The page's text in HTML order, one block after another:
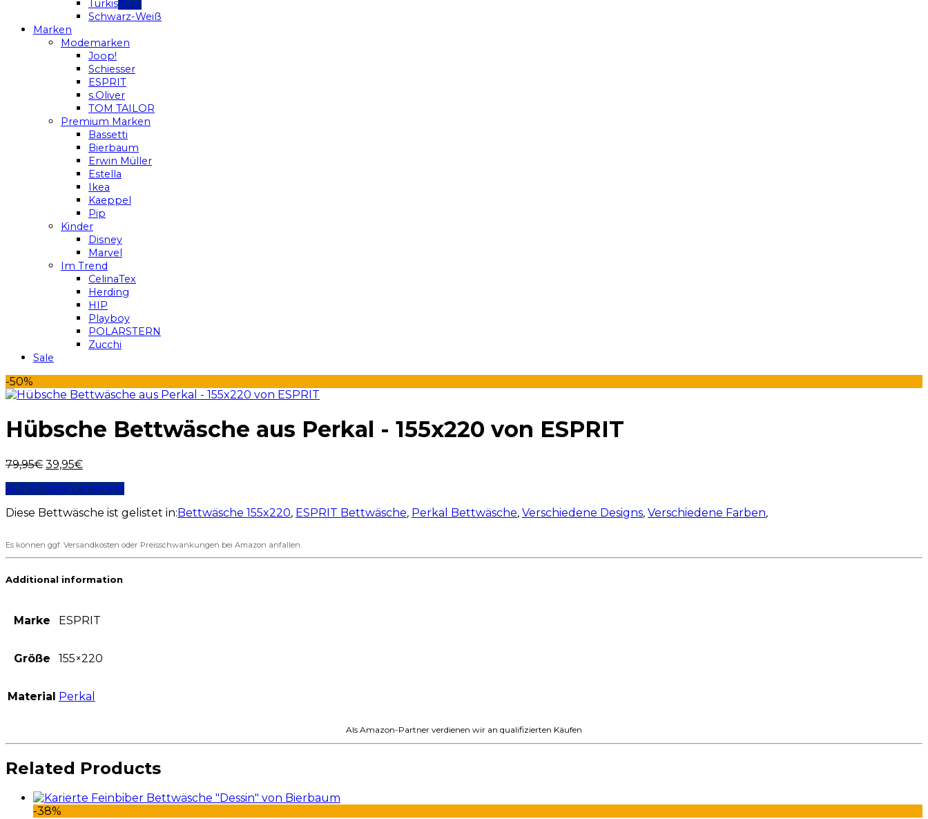
Türkis
Schwarz-Weiß
Marken
Modemarken
Joop!
Schiesser
ESPRIT
s.Oliver
TOM TAILOR
Premium Marken
Bassetti
Bierbaum
Erwin Müller
Estella
Ikea
Kaeppel
Pip
Kinder
Disney
Marvel
Im Trend
CelinaTex
Herding
HIP
Playboy
POLARSTERN
Zucchi
Sale
-50%
Hübsche Bettwäsche aus Perkal - 155x220 von ESPRIT
79,95€ 39,95€
Auf Amazon ansehen
Diese Bettwäsche ist gelistet in:Bettwäsche 155x220, ESPRIT Bettwäsche, Perkal Bettwäsche, Verschiedene Designs, Verschiedene Farben,
Es können ggf. Versandkosten oder Preisschwankungen bei Amazon anfallen.
Additional information
Marke ESPRIT
Größe 155×220
Material Perkal
Als Amazon-Partner verdienen wir an qualifizierten Käufen
Related Products
-38%